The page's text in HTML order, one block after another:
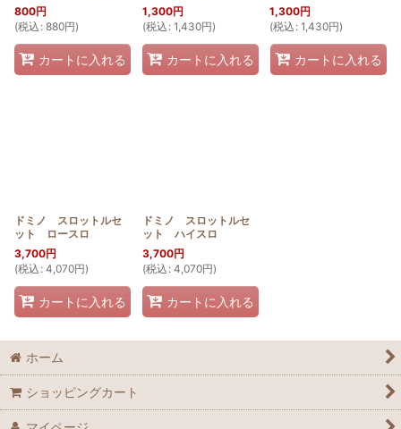
800円
(税込 : 880円)
カートに入れる
1,300円
(税込 : 1,430円)
カートに入れる
1,300円
(税込 : 1,430円)
カートに入れる
ドミノ スロットルセ
ット ロースロ
3,700円
(税込 : 4,070円)
カートに入れる
ドミノ スロットルセ
ット ハイスロ
3,700円
(税込 : 4,070円)
カートに入れる
ホーム
ショッピングカート